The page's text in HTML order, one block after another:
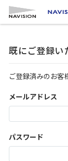
コ
ン
ツ
ス
ッ
プ
既にご登録い
ご登録済みのお客
メールアドレス
パスワード